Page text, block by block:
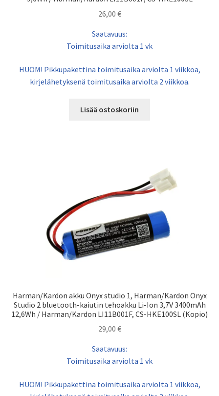
26,00 €
Saatavuus:
Toimitusaika arviolta 1 vk
HUOM! Pikkupakettina toimitusaika arviolta 1 viikkoa,
kirjelähetyksenä toimitusaika arviolta 2 viikkoa.
Lisää ostoskoriin
Harman/Kardon akku Onyx studio 1, Harman/Kardon Onyx
Studio 2 bluetooth-kaiutin tehoakku Li-Ion 3,7V 3400mAh
12,6Wh / Harman/Kardon LI11B001F, CS-HKE100SL (Kopio)
29,00 €
Saatavuus:
Toimitusaika arviolta 1 vk
HUOM! Pikkupakettina toimitusaika arviolta 1 viikkoa,